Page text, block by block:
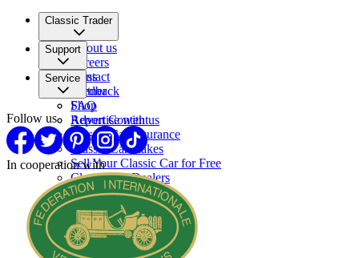
Classic Trader
About us
Careers
Press
Partner
Support
Contact
Feedback
FAQ
Report Content
Service
Shop
Advertise with us
Classic Car Insurance
Classic Car makes
Sell Your Classic Car for Free
Classic Car Dealers
Follow us
In cooperation with